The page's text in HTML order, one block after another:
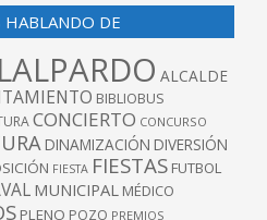
HABLANDO DE
ALCALDE
BIBLIOBUS
CONCIERTO CONCURSO
DINAMIZACIÓN DIVERSIÓN
FIESTA FIESTAS FUTBOL
MUNICIPAL MÉDICO
PLENO POZO PREMIOS